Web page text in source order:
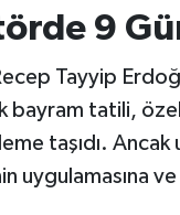
9
Tayyip
bayram tatili,
taşıdı.
uygulamasına